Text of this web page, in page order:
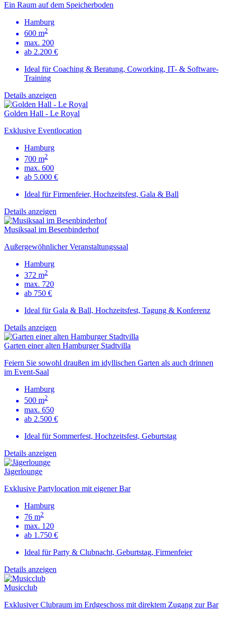
Ein Raum auf dem Speicherboden
Hamburg
600 m2
max. 200
ab 2.200 €
Ideal für Coaching & Beratung, Coworking, IT- & Software-
Training
Details anzeigen
Golden Hall - Le Royal
Exklusive Eventlocation
Hamburg
700 m2
max. 600
ab 5.000 €
Ideal für Firmenfeier, Hochzeitsfest, Gala & Ball
Details anzeigen
Musiksaal im Besenbinderhof
Außergewöhnlicher Veranstaltungssaal
Hamburg
372 m2
max. 720
ab 750 €
Ideal für Gala & Ball, Hochzeitsfest, Tagung & Konferenz
Details anzeigen
Garten einer alten Hamburger Stadtvilla
Feiern Sie sowohl draußen im idyllischen Garten als auch drinnen
im Event-Saal
Hamburg
500 m2
max. 650
ab 2.500 €
Ideal für Sommerfest, Hochzeitsfest, Geburtstag
Details anzeigen
Jägerlounge
Exklusive Partylocation mit eigener Bar
Hamburg
76 m2
max. 120
ab 1.750 €
Ideal für Party & Clubnacht, Geburtstag, Firmenfeier
Details anzeigen
Musicclub
Exklusiver Clubraum im Erdgeschoss mit direktem Zugang zur Bar